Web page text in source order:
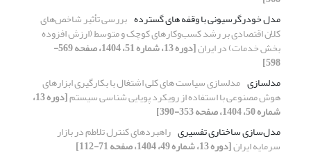
مدل خودرگرسیونی با وقفه های گسترده بررسی تأثیر شاخص‌های
کلان اقتصادی بر رشد کسب‌وکارهای کوچک و متوسط (ارزش افزوده
بخش خدمات) در ایران [دوره 13، شماره 51، 1404، صفحه 569-
598]
مدلسازی مدلسازی سیاست های کلی اشتغال با بکارگیری ابزارهای
هوش مصنوعی با استفاده از رویکرد پویایی شناسی سیستم [دوره 13،
شماره 50، 1404، صفحه 353-390]
مدل‌سازی ساختاری تفسیری راهبردهای کنترل تلاطم در بازار
سرمایه ایران[دوره 13، شماره 49، 1404، صفحه 71-112]